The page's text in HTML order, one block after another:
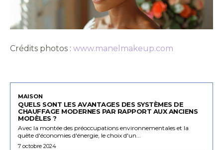
Crédits photos : www.manelmakeup.com
MAISON
QUELS SONT LES AVANTAGES DES SYSTÈMES DE
CHAUFFAGE MODERNES PAR RAPPORT AUX ANCIENS
MODÈLES ?
Avec la montée des préoccupations environnementales et la
quête d'économies d'énergie, le choix d'un...
7 octobre 2024